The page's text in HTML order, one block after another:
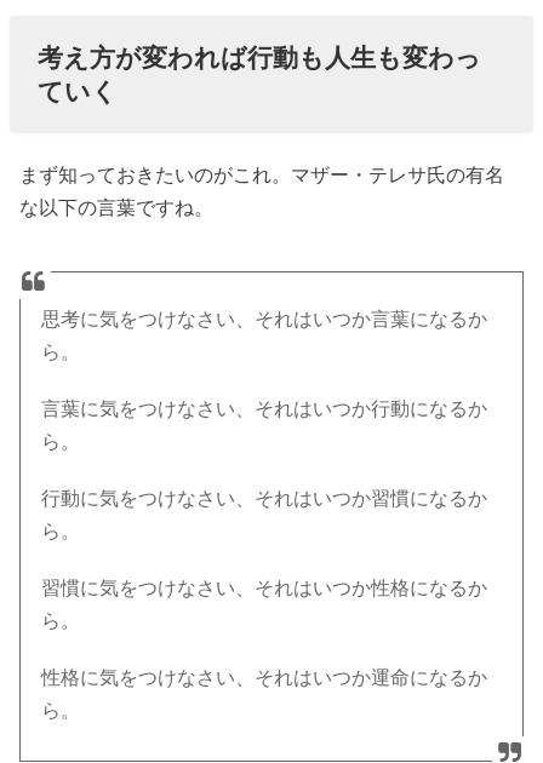
考え方が変われば行動も人生も変わっ
ていく
まず知っておきたいのがこれ。マザー・テレサ氏の有名
な以下の言葉ですね。
思考に気をつけなさい、それはいつか言葉になるか
ら。
言葉に気をつけなさい、それはいつか行動になるか
ら。
行動に気をつけなさい、それはいつか習慣になるか
ら。
習慣に気をつけなさい、それはいつか性格になるか
ら。
性格に気をつけなさい、それはいつか運命になるか
ら。